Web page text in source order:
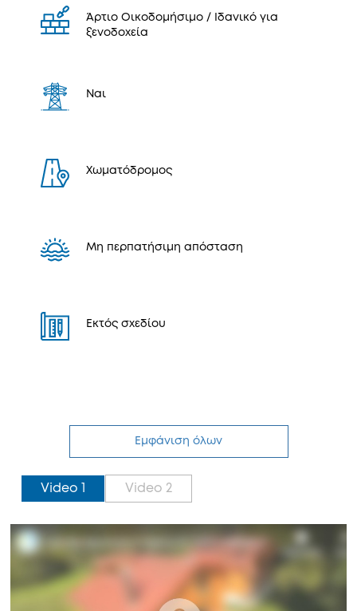
Άρτιο Οικοδομήσιμο / Ιδανικό για
ξενοδοχεία
Ναι
Χωματόδρομος
Μη περπατήσιμη απόσταση
Εκτός σχεδίου
Εμφάνιση όλων
Video 1 Video 2